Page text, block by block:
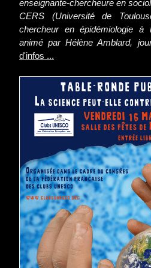
enseignante-chercheure en
CERS (Université de
chercheur en épidémiologie
animé par Hélène Amblard,
d'infos ...